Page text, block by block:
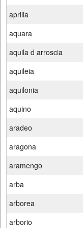
aprilia
aquara
aquila d arroscia
aquileia
aquilonia
aquino
aradeo
aragona
aramengo
arba
arborea
arborio